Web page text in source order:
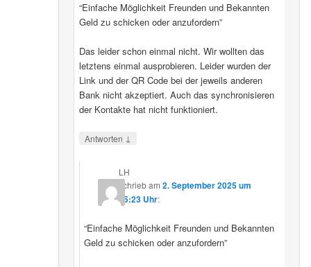
“Einfache Möglichkeit Freunden und Bekannten
Geld zu schicken oder anzufordern”
Das leider schon einmal nicht. Wir wollten das
letztens einmal ausprobieren. Leider wurden der
Link und der QR Code bei der jeweils anderen
Bank nicht akzeptiert. Auch das synchronisieren
der Kontakte hat nicht funktioniert.
Antworten ↓
LH
schriebam2. September 2025 um
15:23 Uhr:
“Einfache Möglichkeit Freunden und Bekannten
Geld zu schicken oder anzufordern”